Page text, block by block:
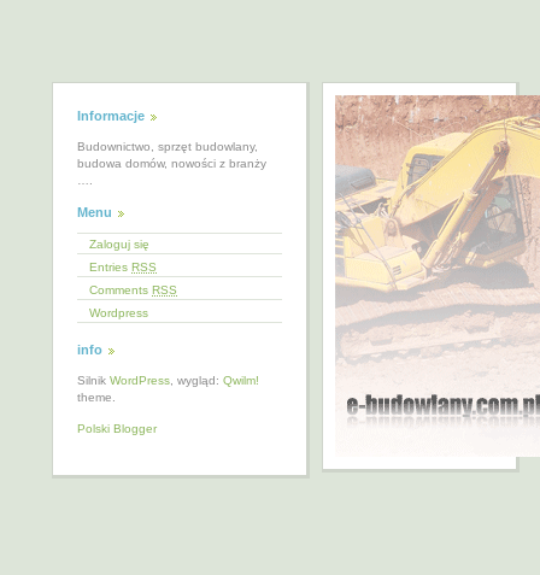
Informacje
Budownictwo, sprzęt budowlany,
budowa domów, nowości z branży
….
Menu
Zaloguj się
Entries RSS
Comments RSS
Wordpress
info
Silnik WordPress , wygląd: Qwilm!
theme.
Polski Blogger